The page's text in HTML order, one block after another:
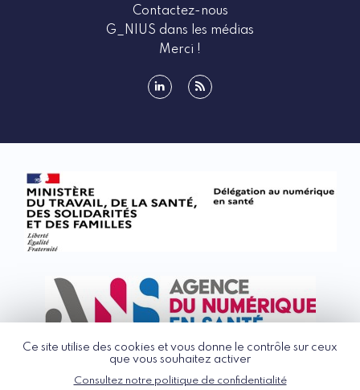
Ce site utilise des cookies et vous donne le contrôle sur ceux
que vous souhaitez activer
Consultez notre politique de confidentialité
Contactez-nous
G_NIUS dans les médias
Merci !
© G_NIUS 2026